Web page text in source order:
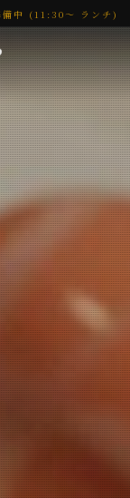
備中 (11:30〜 ランチ)